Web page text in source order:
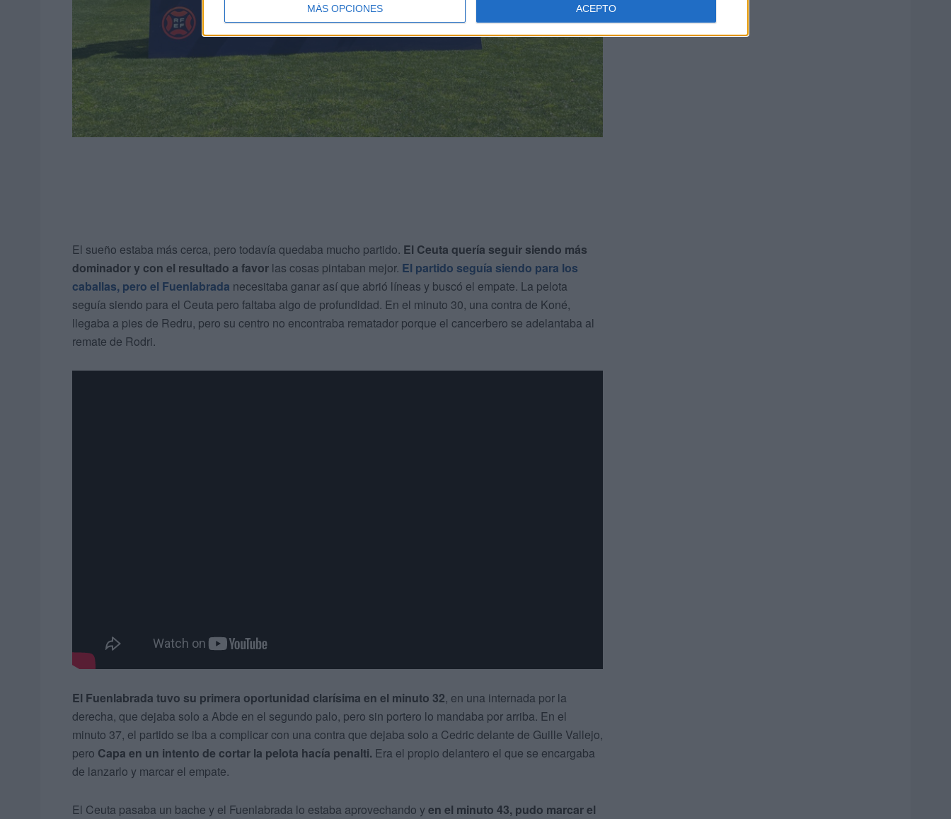
MÁS OPCIONES ACEPTO
El sueño estaba más cerca, pero todavía quedaba mucho partido. El Ceuta quería seguir siendo más
dominador y con el resultado a favor las cosas pintaban mejor. El partido seguía siendo para los
caballas, pero el Fuenlabrada necesitaba ganar así que abrió líneas y buscó el empate. La pelota
seguía siendo para el Ceuta pero faltaba algo de profundidad. En el minuto 30, una contra de Koné,
llegaba a pies de Redru, pero su centro no encontraba rematador porque el cancerbero se adelantaba al
remate de Rodri.
El Fuenlabrada tuvo su primera oportunidad clarísima en el minuto 32, en una internada por la
derecha, que dejaba solo a Abde en el segundo palo, pero sin portero lo mandaba por arriba. En el
minuto 37, el partido se iba a complicar con una contra que dejaba solo a Cedric delante de Guille Vallejo,
pero Capa en un intento de cortar la pelota hacía penalti. Era el propio delantero el que se encargaba
de lanzarlo y marcar el empate.
El Ceuta pasaba un bache y el Fuenlabrada lo estaba aprovechando yen el minuto 43, pudo marcar el